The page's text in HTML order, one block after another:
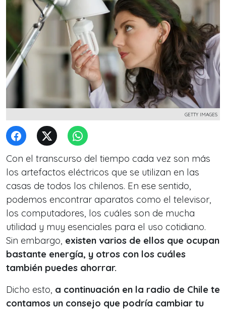
GETTY IMAGES
Con el transcurso del tiempo cada vez son más
los artefactos eléctricos que se utilizan en las
casas de todos los chilenos. En ese sentido,
podemos encontrar aparatos como el televisor,
los computadores, los cuáles son de mucha
utilidad y muy esenciales para el uso cotidiano.
Sin embargo, existen varios de ellos que ocupan
bastante energía, y otros con los cuáles
también puedes ahorrar.
Dicho esto, a continuación en la radio de Chile te
contamos un consejo que podría cambiar tu